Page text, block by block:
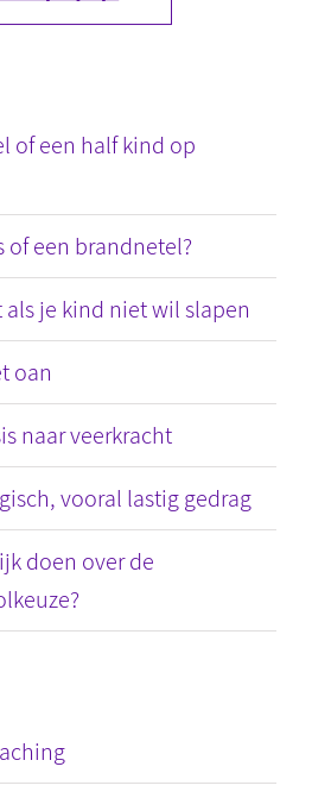
of een half kind op
of een brandnetel?
als je kind niet wil slapen
oan
naar veerkracht
vooral lastig gedrag
doen over de